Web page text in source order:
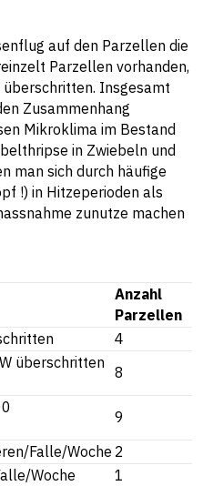
auf den Parzellen die
Parzellen vorhanden,
überschritten. Insgesamt
Zusammenhang
Mikroklima im Bestand
in Zwiebeln und
man sich durch häufige
!) in Hitzeperioden als
zunutze machen
Anzahl
Parzellen
4
überschritten
8
9
Falle/Woche 2
Woche
1